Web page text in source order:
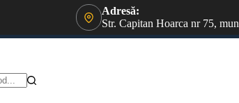
Adresă:
Str. Capitan Hoarca nr 75,